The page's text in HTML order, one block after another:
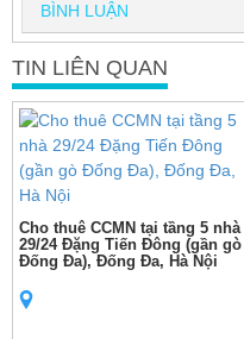
BÌNH LUẬN
TIN LIÊN QUAN
Cho thuê CCMN tại tầng 5 nhà
29/24 Đặng Tiến Đông (gần gò
Đống Đa), Đống Đa, Hà Nội